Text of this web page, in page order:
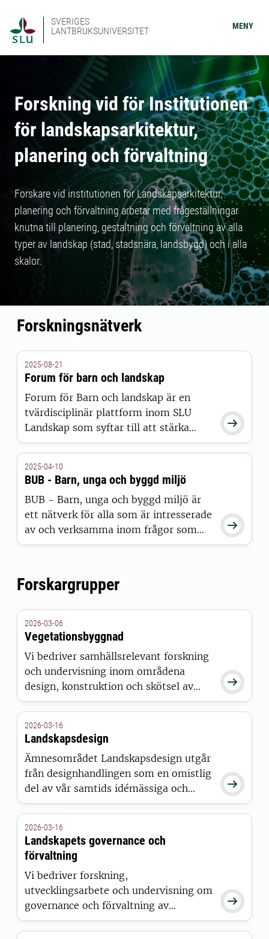
SVERIGES
LANTBRUKSUNIVERSITET
MENY
Forskning vid för Institutionen
för landskapsarkitektur,
planering och förvaltning
Forskare vid institutionen för Landskapsarkitektur,
planering och förvaltning arbetar med frågeställningar
knutna till planering, gestaltning och förvaltning av alla
typer av landskap (stad, stadsnära, landsbygd) och i alla
skalor.
Forskningsnätverk

2025-08-21
Forum för barn och landskap
Forum för Barn och landskap är en
tvärdisciplinär plattform inom SLU
Landskap som syftar till att stärka
forskning, utbildning och samverkan
Forumet samlar anställda vid SLU
Landskap som arbetar med barn, unga
och landskap inom forskning,
undervisning och samverkan.

2025-04-10
BUB - Barn, unga och byggd miljö
BUB - Barn, unga och byggd miljö är
ett nätverk för alla som är intresserade
av och verksamma inom frågor som
berör barn och den byggda miljön.
forskare och praktiskt verksamma kan
utbyta resultat och erfarenheter.
Forskargrupper

2026-03-06
Vegetationsbyggnad
Vi bedriver samhällsrelevant forskning
och undervisning inom områdena
design, konstruktion och skötsel av
vegetation i framförallt ett urbant men
arbetar med att utveckla nya koncept
för design, konstruktion och
förvaltning av naturbaserade lösningar.

2026-03-16
Landskapsdesign
Ämnesområdet Landskapsdesign utgår
från designhandlingen som en omistlig
del av vår samtids idémässiga och
tekniska omvandling av

2026-03-16
Landskapets governance och
förvaltning
Vi bedriver forskning,
utvecklingsarbete och undervisning om
governance och förvaltning av
landskap, främst i stadsmiljö. Vår